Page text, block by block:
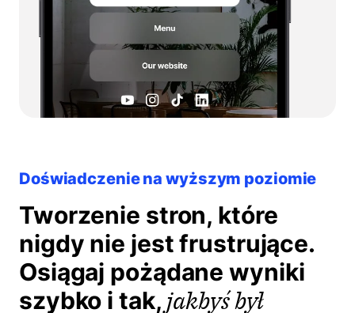
Doświadczenie na wyższym poziomie
Tworzenie stron, które
nigdy nie jest frustrujące.
Osiągaj pożądane wyniki
szybko i tak, jakbyś był